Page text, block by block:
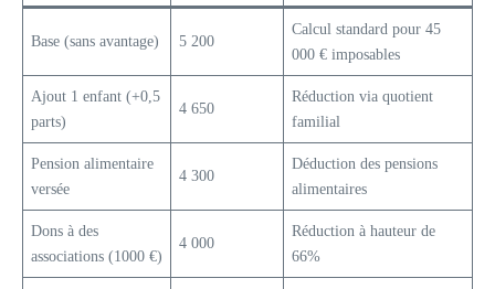
Base (sans avantage) 5 200
Calcul standard pour 45
000 € imposables
Ajout 1 enfant (+0,5
parts)
4 650
Réduction via quotient
familial
Pension alimentaire
versée
4 300
Déduction des pensions
alimentaires
Dons à des
associations (1000 €)
4 000
Réduction à hauteur de
66%